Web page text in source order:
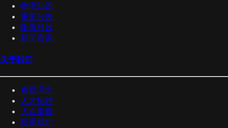
物流知识
重要公告
物流时效
新闻资讯
关于我们
泰嘉理念
人才招聘
人在泰嘉
联系我们